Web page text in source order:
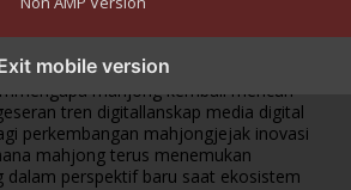
mobile version
hingga platform mahjong membangun
mengapa mahjong kembali mencuri
tren digitallanskap media digital
perkembangan mahjongjejak inovasi
mahjong terus menemukan
dalam perspektif baru saat ekosistem